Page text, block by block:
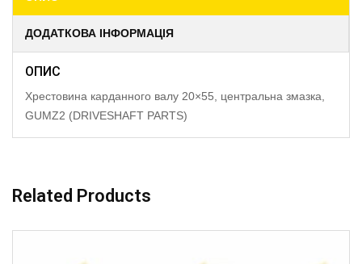
ДОДАТКОВА ІНФОРМАЦІЯ
ОПИС
Хрестовина карданного валу 20×55, центральна змазка,
GUMZ2 (DRIVESHAFT PARTS)
Related Products